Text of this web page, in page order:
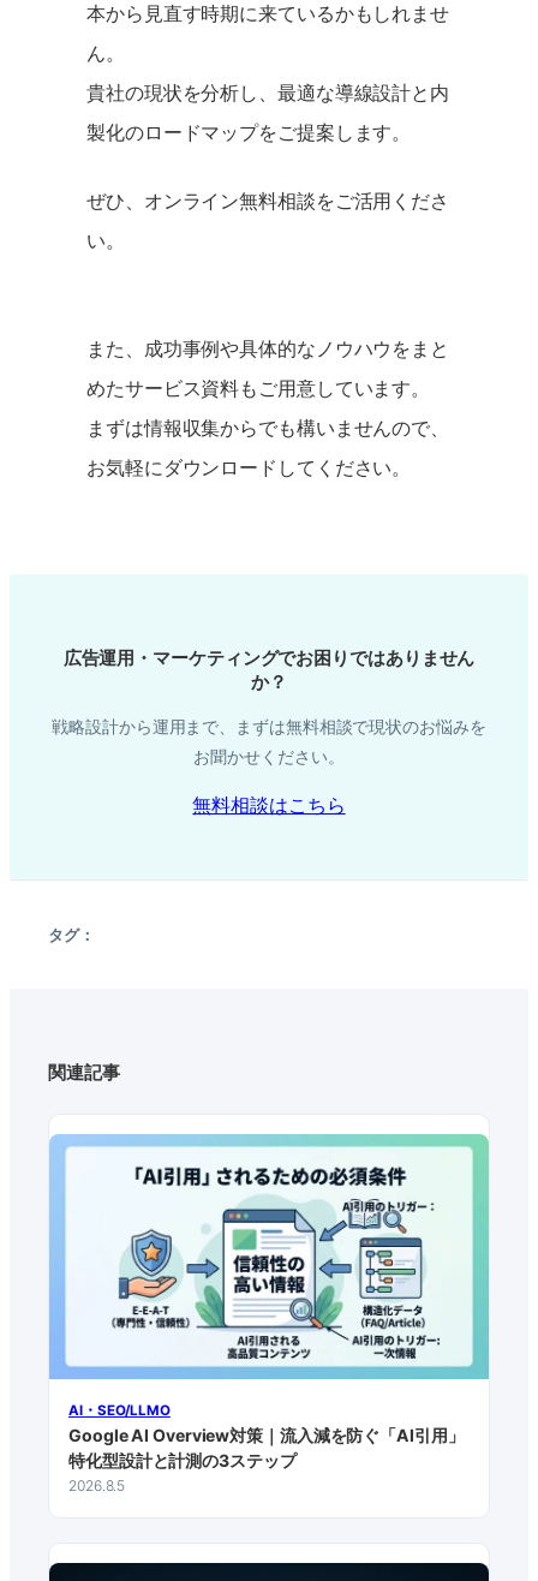
本から見直す時期に来ているかもしれませ
ん。
貴社の現状を分析し、最適な導線設計と内
製化のロードマップをご提案します。
ぜひ、オンライン無料相談をご活用くださ
い。
また、成功事例や具体的なノウハウをまと
めたサービス資料もご用意しています。
まずは情報収集からでも構いませんので、
お気軽にダウンロードしてください。
広告運用・マーケティングでお困りではありません
か？
戦略設計から運用まで、まずは無料相談で現状のお悩みを
お聞かせください。
無料相談はこちら
タグ：
関連記事
AI・SEO/LLMO
Google AI Overview対策｜流入減を防ぐ「AI引用」
特化型設計と計測の3ステップ
2026.8.5